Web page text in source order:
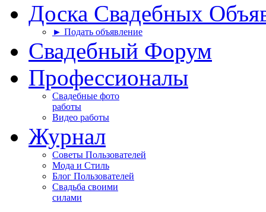
Доска Свадебных
► Подать объявление
Свадебный Форум
Профессионалы
Свадебные фото
работы
Видео работы
Журнал
Советы Пользователей
Мода и Стиль
Блог Пользователей
Свадьба своими
силами